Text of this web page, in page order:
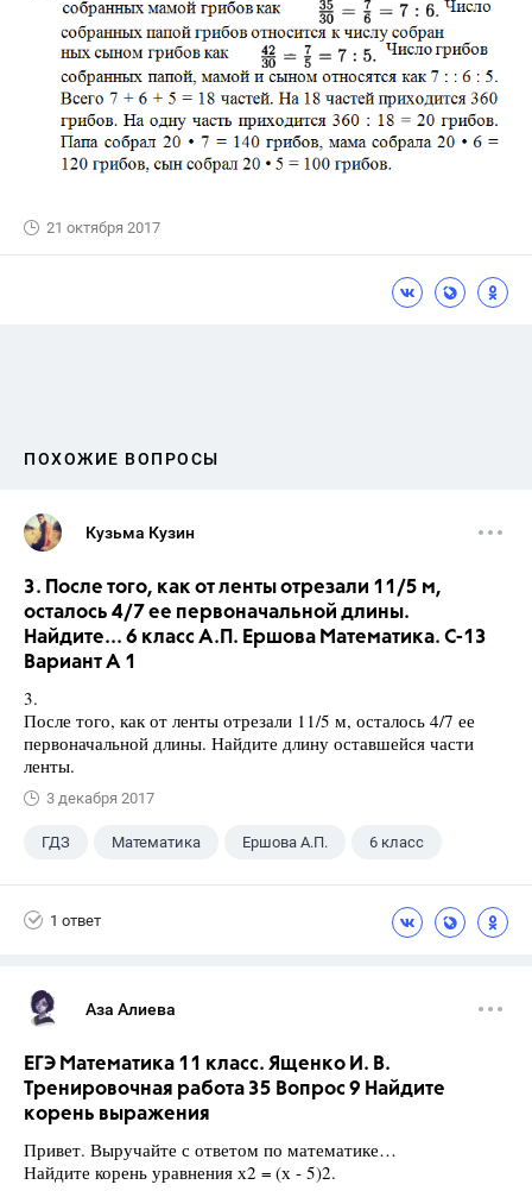
21 октября 2017
ПОХОЖИЕ ВОПРОСЫ
Кузьма Кузин
3. После того, как от ленты отрезали 11/5 м,
осталось 4/7 ее первоначальной длины.
Найдите... 6 класс А.П. Ершова Математика. С-13
Вариант А 1
3.
После того, как от ленты отрезали 11/5 м, осталось 4/7 ее
первоначальной длины. Найдите длину оставшейся части
ленты.
3 декабря 2017
ГДЗ Математика Ершова А.П. 6 класс
1 ответ
Аза Алиева
ЕГЭ Математика 11 класс. Ященко И. В.
Тренировочная работа 35 Вопрос 9 Найдите
корень выражения
Привет. Выручайте с ответом по математике…
Найдите корень уравнения х2 = (х - 5)2.